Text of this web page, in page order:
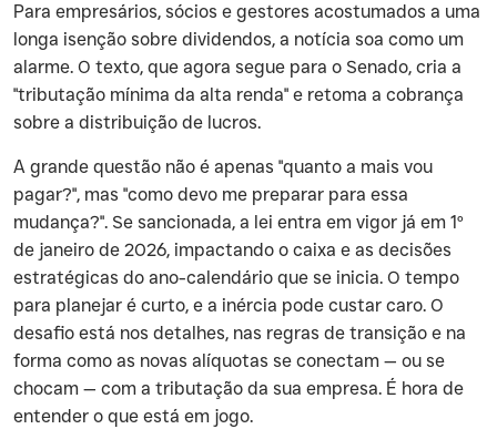
Para empresários, sócios e gestores acostumados a uma
longa isenção sobre dividendos, a notícia soa como um
alarme. O texto, que agora segue para o Senado, cria a
"tributação mínima da alta renda" e retoma a cobrança
sobre a distribuição de lucros.
A grande questão não é apenas "quanto a mais vou
pagar?", mas "como devo me preparar para essa
mudança?". Se sancionada, a lei entra em vigor já em 1º
de janeiro de 2026, impactando o caixa e as decisões
estratégicas do ano-calendário que se inicia. O tempo
para planejar é curto, e a inércia pode custar caro. O
desafio está nos detalhes, nas regras de transição e na
forma como as novas alíquotas se conectam — ou se
chocam — com a tributação da sua empresa. É hora de
entender o que está em jogo.